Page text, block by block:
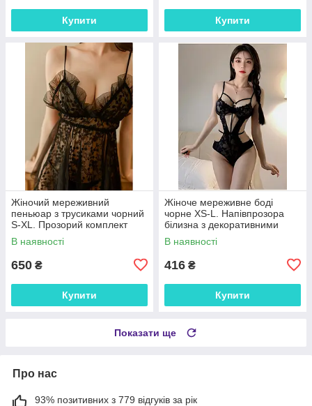
Купити Купити
Жіночий мереживний
пеньюар з трусиками чорний
S-XL. Прозорий комплект
нічної білизни на бретелях
для романтичних вечорів
В наявності
650 ₴
Купити
Жіноче мереживне боді
чорне XS-L. Напівпрозора
білизна з декоративними
ремінцями та регульованими
бретелями
В наявності
416 ₴
Купити
Показати ще
Про нас
93% позитивних з 779 відгуків за рік